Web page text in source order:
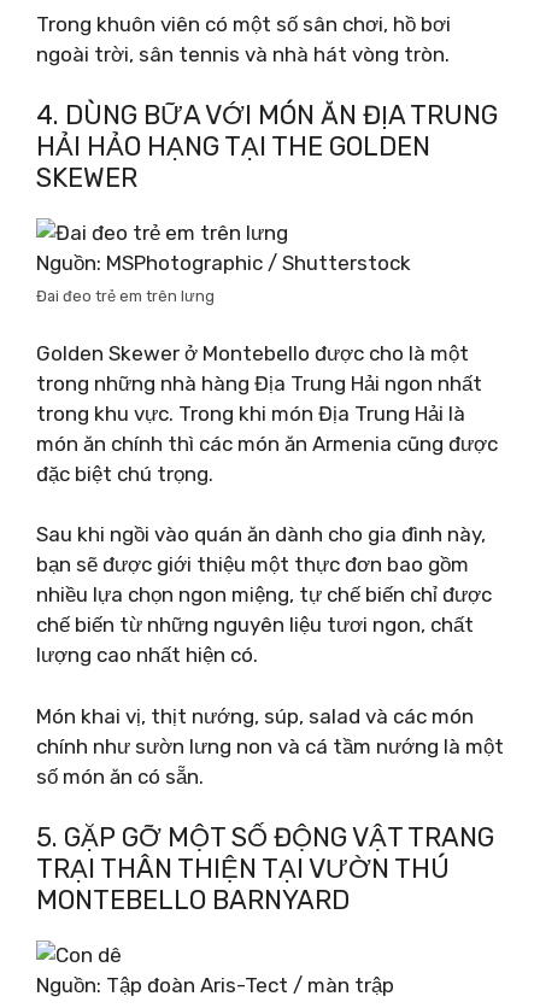
Trong khuôn viên có một số sân chơi, hồ bơi
ngoài trời, sân tennis và nhà hát vòng tròn.
4. DÙNG BỮA VỚI MÓN ĂN ĐỊA TRUNG
HẢI HẢO HẠNG TẠI THE GOLDEN
SKEWER
Nguồn: MSPhotographic / Shutterstock
Đai đeo trẻ em trên lưng
Golden Skewer ở Montebello được cho là một
trong những nhà hàng Địa Trung Hải ngon nhất
trong khu vực. Trong khi món Địa Trung Hải là
món ăn chính thì các món ăn Armenia cũng được
đặc biệt chú trọng.
Sau khi ngồi vào quán ăn dành cho gia đình này,
bạn sẽ được giới thiệu một thực đơn bao gồm
nhiều lựa chọn ngon miệng, tự chế biến chỉ được
chế biến từ những nguyên liệu tươi ngon, chất
lượng cao nhất hiện có.
Món khai vị, thịt nướng, súp, salad và các món
chính như sườn lưng non và cá tầm nướng là một
số món ăn có sẵn.
5. GẶP GỠ MỘT SỐ ĐỘNG VẬT TRANG
TRẠI THÂN THIỆN TẠI VƯỜN THÚ
MONTEBELLO BARNYARD
Nguồn: Tập đoàn Aris-Tect / màn trập